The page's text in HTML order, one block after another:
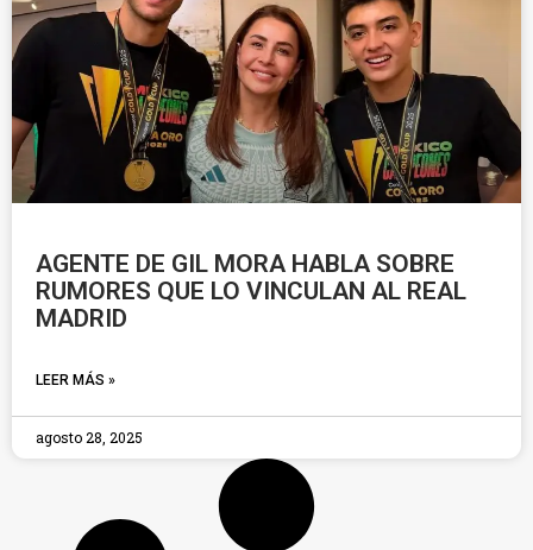
AGENTE DE GIL MORA HABLA SOBRE
RUMORES QUE LO VINCULAN AL REAL
MADRID
LEER MÁS »
agosto 28, 2025